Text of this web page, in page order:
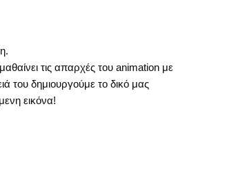
τις απαρχές του animation με
του δημιουργούμε το δικό μας
εικόνα!